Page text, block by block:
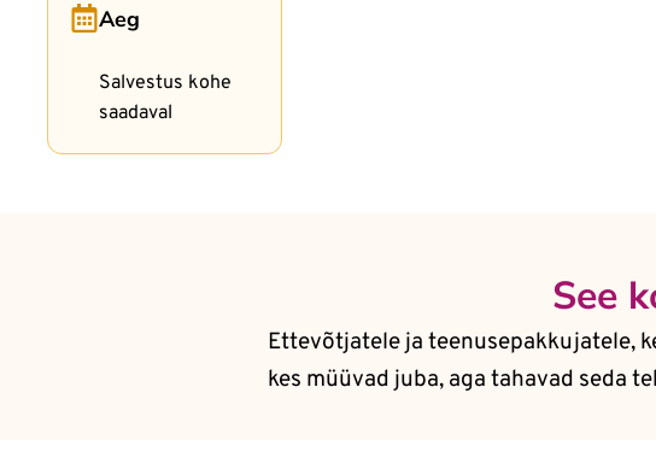
Aeg
Salvestus kohe
saadaval
See
Ettevõtjatele ja teenusepakkujatele,
kes müüvad juba, aga tahavad seda